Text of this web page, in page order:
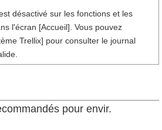
désactivé sur les fonctions et les
l'écran [Accueil]. Vous pouvez
Trellix] pour consulter le journal
pour envir.